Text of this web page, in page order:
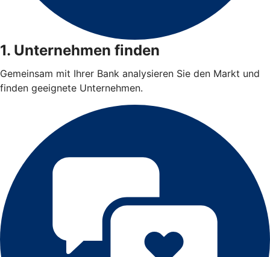
1. Unternehmen finden
Gemeinsam mit Ihrer Bank analysieren Sie den Markt und
finden geeignete Unternehmen.